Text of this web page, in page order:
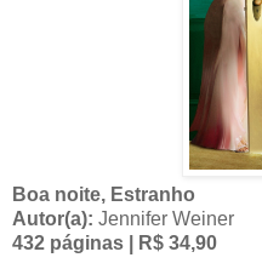
Boa noite, Estranho
Autor(a): Jennifer Weiner
432 páginas | R$ 34,90